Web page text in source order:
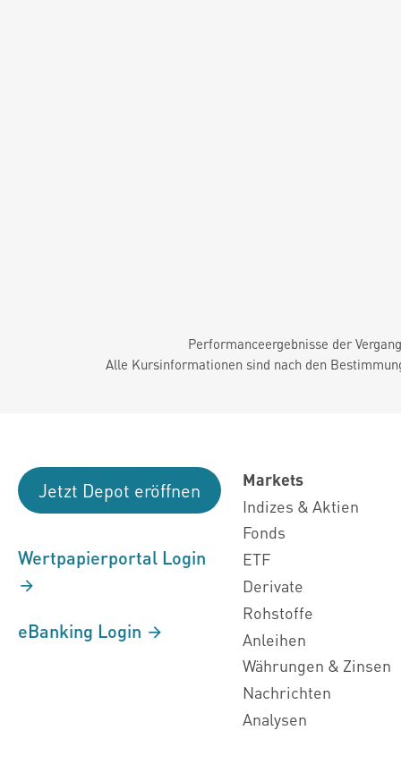
Performanceergebnisse der
Alle Kursinformationen sind nach den
Jetzt Depot eröffnen
Wertpapierportal Login
eBanking Login
Markets
Indizes & Aktien
Fonds
ETF
Derivate
Rohstoffe
Anleihen
Währungen & Zinsen
Nachrichten
Analysen